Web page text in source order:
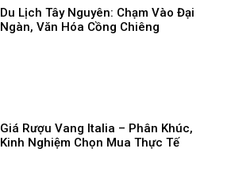
Du Lịch Tây Nguyên: Chạm Vào Đại
Ngàn, Văn Hóa Cồng Chiêng
Giá Rượu Vang Italia – Phân Khúc,
Kinh Nghiệm Chọn Mua Thực Tế